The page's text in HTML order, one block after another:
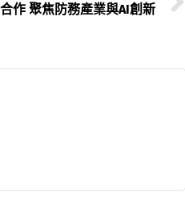
作 聚焦防務產業與AI創新